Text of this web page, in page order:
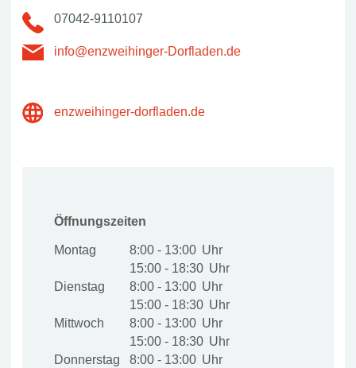
07042-9110107
info@enzweihinger-Dorfladen.de
enzweihinger-dorfladen.de
Öffnungszeiten
Montag
8:00 - 13:00
15:00 - 18:30
Dienstag
8:00 - 13:00
15:00 - 18:30
Mittwoch
8:00 - 13:00
15:00 - 18:30
Donnerstag
8:00 - 13:00